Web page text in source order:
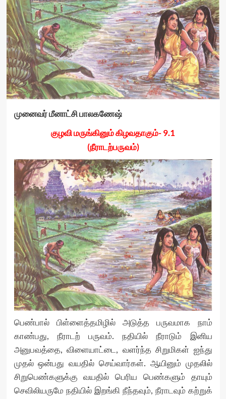
முனைவர் மீனாட்சி பாலகணேஷ்
குழவி மருங்கினும் கிழவதாகும்- 9.1
(நீராடற்பருவம்)
பெண்பால் பிள்ளைத்தமிழில் அடுத்த பருவமாக நாம்
காண்பது, நீராடற் பருவம். நதியில் நீராடும் இனிய
அனுபவத்தை, விளையாட்டை, வளர்ந்த சிறுமிகள் ஐந்து
முதல் ஒன்பது வயதில் செய்வார்கள். ஆயினும் முதலில்
சிறுபெண்களுக்கு வயதில் பெரிய பெண்களும் தாயும்
செவிலியருமே நதியில் இறங்கி நீந்தவும், நீராடவும் கற்றுக்